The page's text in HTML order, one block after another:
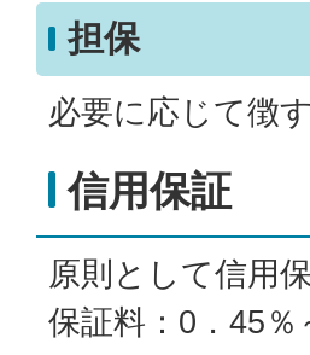
担保
必要に応じて徴す
信用保証
原則として信用
保証料：0．45％